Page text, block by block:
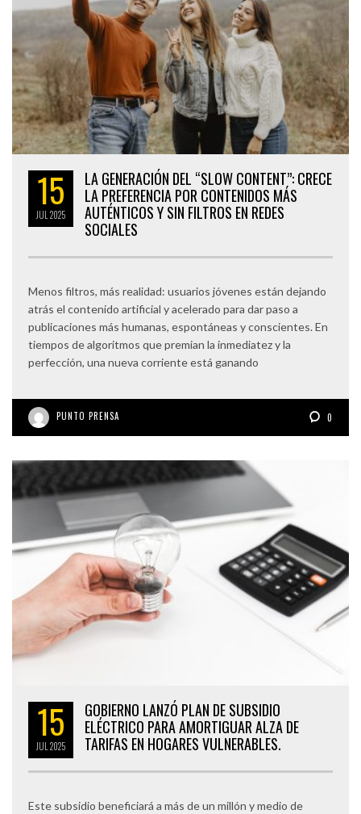
15
JUL2025
LA GENERACIÓN DEL “SLOW CONTENT”: CRECE
LA PREFERENCIA POR CONTENIDOS MÁS
AUTÉNTICOS Y SIN FILTROS EN REDES
SOCIALES
Menos filtros, más realidad: usuarios jóvenes están dejando
atrás el contenido artificial y acelerado para dar paso a
publicaciones más humanas, espontáneas y conscientes. En
tiempos de algoritmos que premian la inmediatez y la
perfección, una nueva corriente está ganando
PUNTO PRENSA 0
15
JUL 2025
GOBIERNO LANZÓ PLAN DE SUBSIDIO
ELÉCTRICO PARA AMORTIGUAR ALZA DE
TARIFAS EN HOGARES VULNERABLES.
Este subsidio beneficiará a más de un millón y medio de